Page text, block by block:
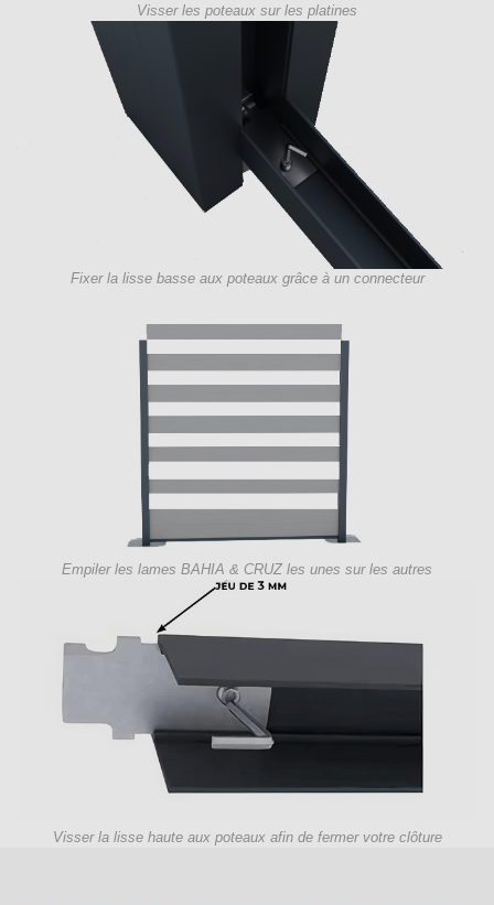
Visser les poteaux sur les platines
Fixer la lisse basse aux poteaux grâce à un connecteur
Empiler les lames BAHIA & CRUZ les unes sur les autres
Visser la lisse haute aux poteaux afin de fermer votre clôture